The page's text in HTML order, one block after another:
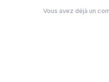
Vous avez déjà un